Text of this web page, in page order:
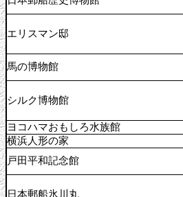
エリスマン邸
馬の博物館
シルク博物館
ヨコハマおもしろ水族館
横浜人形の家
戸田平和記念館
日本郵船氷川丸